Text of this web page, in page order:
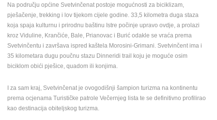
Na području općine Svetvinčenat postoje mogućnosti za biciklizam,
pješačenje, trekking i lov tijekom cijele godine. 33,5 kilometra duga staza
koja spaja kulturnu i prirodnu baštinu Istre počinje upravo ovdje, a prolazi
kroz Viduline, Krančiće, Bale, Prianovac i Burić odakle se vraća prema
Svetvinčentu i završava ispred kaštela Morosini-Grimani. Svetvinčent ima i
35 kilometara dugu poučnu stazu Dinneridi trail koju je moguće osim
biciklom obići pješice, quadom ili konjima.
I za sam kraj, Svetvinčenat je ovogodišnji šampion turizma na kontinentu
prema ocjenama Turističke patrole Večernjeg lista te se definitivno profilirao
kao destinacija obiteljskog turizma.